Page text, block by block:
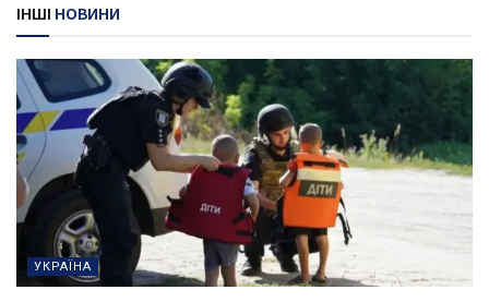
ІНШІ НОВИНИ
УКРАЇНА